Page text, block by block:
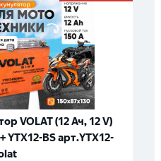
VOLAT (12 Ач, 12 V)
YTX12-BS арт.YTX12-